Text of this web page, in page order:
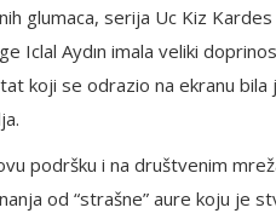
glumaca, serija Uc Kiz
Iclal Aydın imala veliki
koji se odrazio na ekranu
podršku i na društvenim
od “strašne” aure koju je